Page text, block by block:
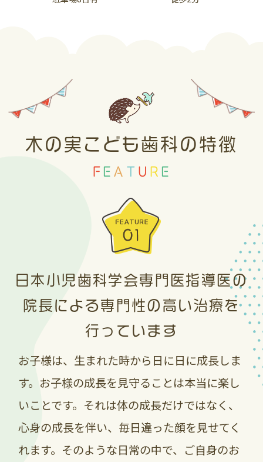
の違うものを３本ぐらいまで）
2026.05.28
歯磨剤（はみがきこ）の販売・プレゼン
トについて…
中東情勢の影響によりライオン製品の歯磨
剤（ジェル・ペーストタイプ）の入手が困
状況が落ち着くまで歯磨剤（ジェル・ペー
ストタイプ）についてのみ、お１家族お一
つのみの販売、プレゼントとさせていただ
それに伴い、ジェルタイプ等のセールを延
長して在庫がある限り応援プライスとして
同価格で販売いたします。（当院患者様の
みの販売価格となります）
当院在庫がある限りは、応援プライスを続
けますが、今後製造が通常に戻った再入荷
時にはリニューアル商品の入荷となり、大
変残念なのですが価格も大きく（１００円
予定されています。
木の実こども歯科の特徴
F E A T U R E
日本小児歯科学会専門医指導医の
院長による専門性の高い治療を
行っています
お子様は、生まれた時から日に日に成長しま
す。お子様の成長を見守ることは本当に楽し
いことです。それは体の成長だけではなく、
心身の成長を伴い、毎日違った顔を見せてく
れます。そのような日常の中で、ご自身のお